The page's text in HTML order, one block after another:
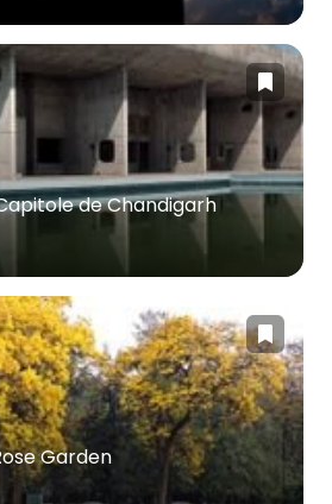
de Chandigarh
Garden